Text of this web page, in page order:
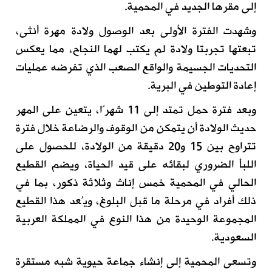
إلى مقرها الجديد في المحمية.
وشهدت الفترة الأولى بعد الوصول ولادة مهرة أنثى،
تبعتها تجربتا ولادة لم يكتب لهما النجاح، مما يعكس
التحديات الجسيمة والواقع الصعب الذي تفرضه عمليات
إعادة التوطين في البرية.
وبعد فترة حمل تمتد إلى 11 شهرًا، يتعين على المهر
حديث الولادة أن يتمكن من الوقوف والرضاعة خلال فترة
تتراوح بين 15 و20 دقيقة من الولادة، للحصول على
اللبأ الضروري لبقائه على قيد الحياة، ويضم القطيع
الحالي في المحمية خمس إناث وثلاثة ذكور، بما في
ذلك أفراد في مرحلة ما قبل البلوغ، ويُعد هذا القطيع
المجموعة الوحيدة من هذا النوع في المملكة العربية
السعودية.
وتسعى المحمية إلى إنشاء جماعة حيوية شبه مستقرة